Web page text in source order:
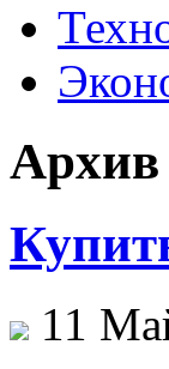
Архив
11